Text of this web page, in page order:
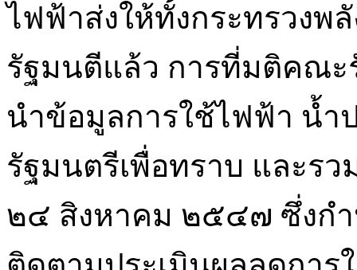
ไฟฟ้าส่งให้ทั้งกระทรวงพ
รัฐมนตีแล้ว การที่มติคณะ
นำข้อมูลการใช้ไฟฟ้า น้ำ
รัฐมนตรีเพื่อทราบ และร
๒๔ สิงหาคม ๒๕๔๗ ซึ่งกำ